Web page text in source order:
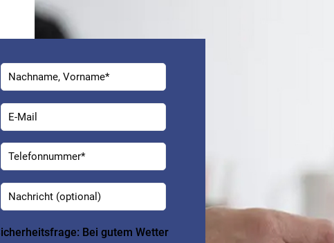
Bei gutem Wetter